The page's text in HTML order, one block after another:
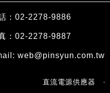
：02-2278-9886
：02-2278-9887
web@pinsyun.com.tw
直流電源供應器 ·